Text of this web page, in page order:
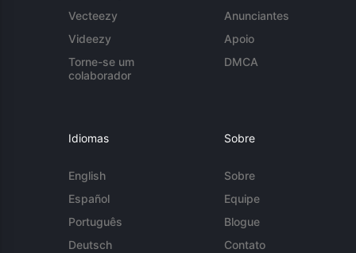
Vecteezy
Videezy
Torne-se um
colaborador
Anunciantes
Apoio
DMCA
Idiomas
English
Español
Português
Deutsch
Sobre
Sobre
Equipe
Blogue
Contato